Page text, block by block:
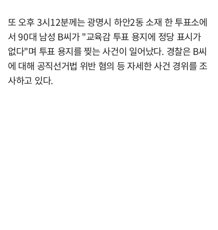
또 오후 3시12분께는 광명시 하안2동 소재 한 투표소에
서 90대 남성 B씨가 "교육감 투표 용지에 정당 표시가
없다"며 투표 용지를 찢는 사건이 일어났다. 경찰은 B씨
에 대해 공직선거법 위반 혐의 등 자세한 사건 경위를 조
사하고 있다.